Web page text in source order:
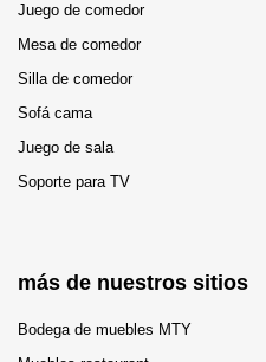
Juego de comedor
Mesa de comedor
Silla de comedor
Sofá cama
Juego de sala
Soporte para TV
más de nuestros sitios
Bodega de muebles MTY